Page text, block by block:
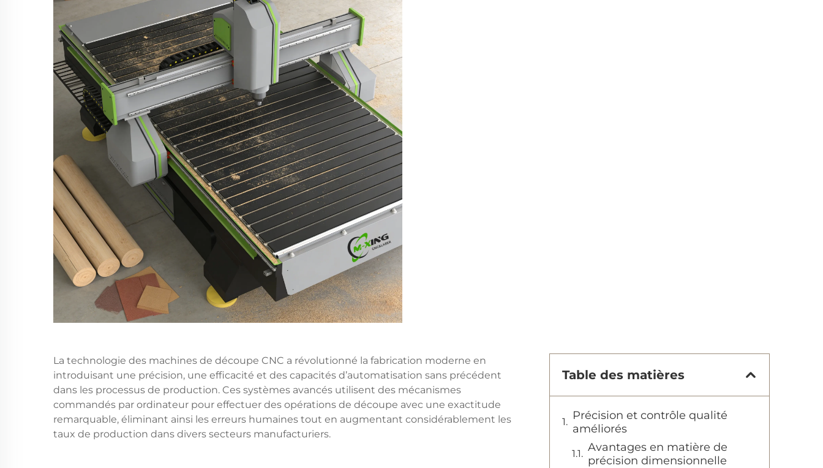
La technologie des machines de découpe CNC a révolutionné la fabrication moderne en
introduisant une précision, une efficacité et des capacités d’automatisation sans précédent
dans les processus de production. Ces systèmes avancés utilisent des mécanismes
commandés par ordinateur pour effectuer des opérations de découpe avec une exactitude
remarquable, éliminant ainsi les erreurs humaines tout en augmentant considérablement les
taux de production dans divers secteurs manufacturiers.
Table des matières
Précision et contrôle qualité
améliorés
Avantages en matière de
précision dimensionnelle